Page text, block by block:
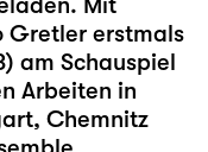
Gretler erstmals
am Schauspiel
Arbeiten in
Chemnitz